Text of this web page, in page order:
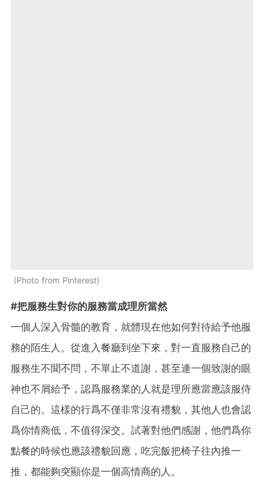
Photo from Pinterest
#把服務生對你的服務當成理所當然
一個人深入骨髓的教育，就體現在他如何對待給予他服
務的陌生人。從進入餐廳到坐下來，對一直服務自己的
服務生不聞不問，不單止不道謝，甚至連一個致謝的眼
神也不屑給予，認爲服務業的人就是理所應當應該服侍
自己的。這樣的行爲不僅非常沒有禮貌，其他人也會認
爲你情商低，不值得深交。試著對他們感謝，他們爲你
點餐的時候也應該禮貌回應，吃完飯把椅子往內推一
推，都能夠突顯你是一個高情商的人。